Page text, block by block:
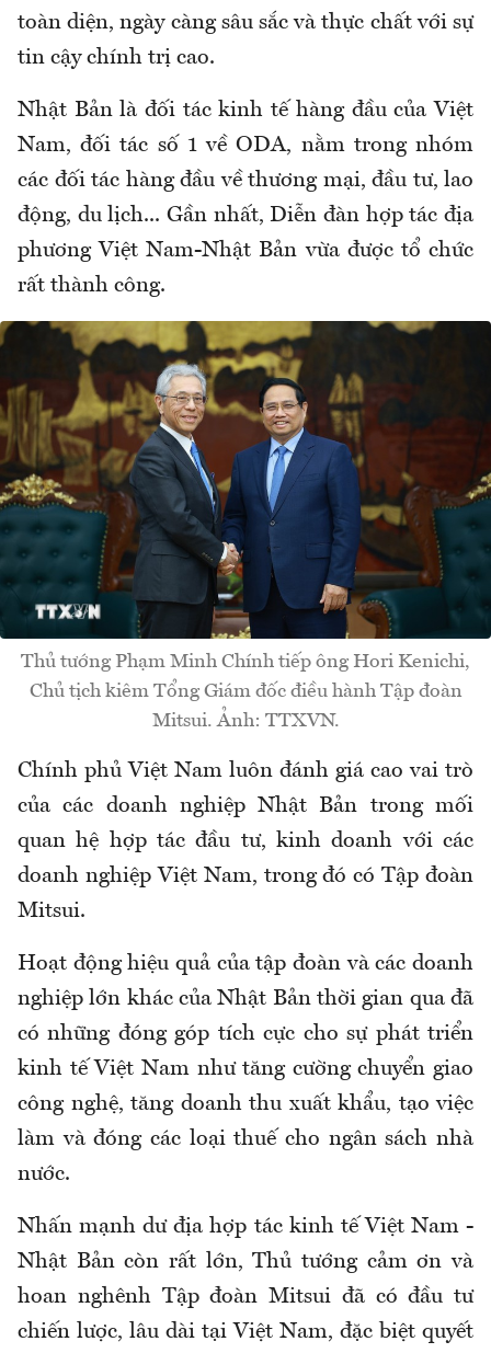
toàn diện, ngày càng sâu sắc và thực chất với sự
tin cậy chính trị cao.
Nhật Bản là đối tác kinh tế hàng đầu của Việt
Nam, đối tác số 1 về ODA, nằm trong nhóm
các đối tác hàng đầu về thương mại, đầu tư, lao
động, du lịch... Gần nhất, Diễn đàn hợp tác địa
phương Việt Nam-Nhật Bản vừa được tổ chức
rất thành công.
Thủ tướng Phạm Minh Chính tiếp ông Hori Kenichi,
Chủ tịch kiêm Tổng Giám đốc điều hành Tập đoàn
Mitsui. Ảnh: TTXVN.
Chính phủ Việt Nam luôn đánh giá cao vai trò
của các doanh nghiệp Nhật Bản trong mối
quan hệ hợp tác đầu tư, kinh doanh với các
doanh nghiệp Việt Nam, trong đó có Tập đoàn
Mitsui.
Hoạt động hiệu quả của tập đoàn và các doanh
nghiệp lớn khác của Nhật Bản thời gian qua đã
có những đóng góp tích cực cho sự phát triển
kinh tế Việt Nam như tăng cường chuyển giao
công nghệ, tăng doanh thu xuất khẩu, tạo việc
làm và đóng các loại thuế cho ngân sách nhà
nước.
Nhấn mạnh dư địa hợp tác kinh tế Việt Nam -
Nhật Bản còn rất lớn, Thủ tướng cảm ơn và
hoan nghênh Tập đoàn Mitsui đã có đầu tư
chiến lược, lâu dài tại Việt Nam, đặc biệt quyết